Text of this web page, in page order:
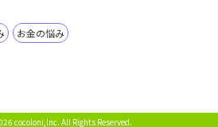
お金の悩み
cocoloni,Inc. All Rights Reserved.